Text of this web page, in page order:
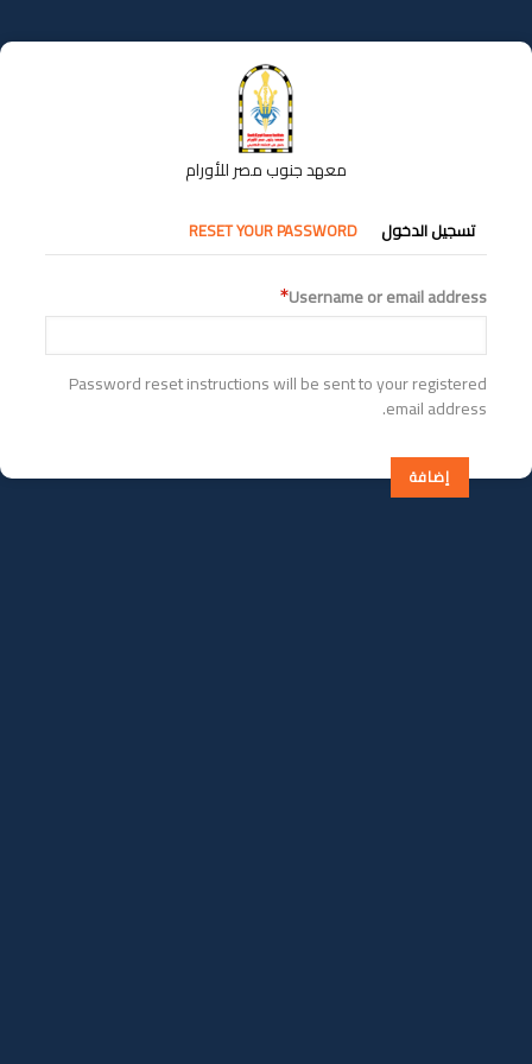
إلى
المحتوى
معهد جنوب مصر للأورام
التبويبات
الأساسية
تسجيل الدخول RESET YOUR PASSWORD
Username or email address
Password reset instructions will be sent to your registered
email address.